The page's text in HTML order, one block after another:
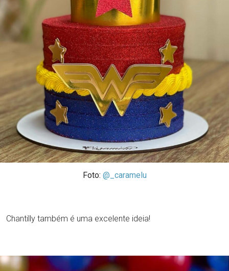
Foto: @_caramelu
Chantilly também é uma excelente ideia!